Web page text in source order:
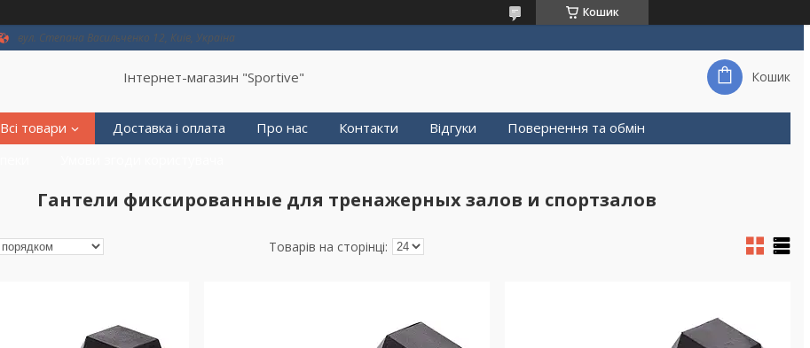
Кошик
вул. Степана Васильченко 12, Київ, Україна
Інтернет-магазин "Sportive" Кошик
Всі товари Доставка і оплата Про нас Контакти Відгуки
Повернення та обмін
Гантели фиксированные для тренажерных залов и спортзалов